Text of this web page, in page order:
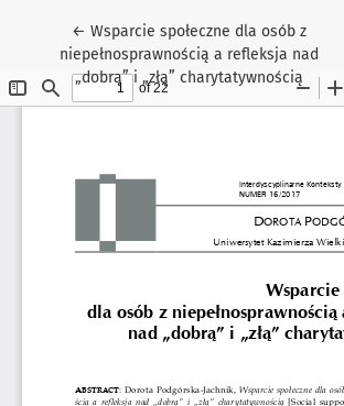
← Wróć do szczegółów artykułu
Wsparcie społeczne dla osób z
niepełnosprawnością a refleksja nad
„dobrą” i „złą” charytatywnością